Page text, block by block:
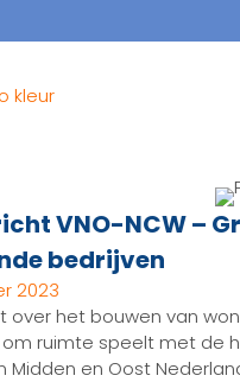
VNO-NCW –
bedrijven
2023
over het bouwen van
ruimte speelt met de
Midden en Oost